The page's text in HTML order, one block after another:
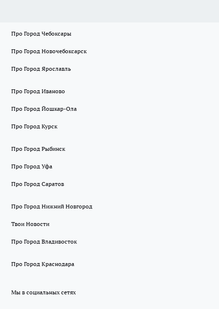
Про Город Чебоксары
Про Город Новочебоксарск
Про Город Ярославль
Про Город Иваново
Про Город Йошкар-Ола
Про Город Курск
Про Город Рыбинск
Про Город Уфа
Про Город Саратов
Про Город Нижний Новгород
Твои Новости
Про Город Владивосток
Про Город Краснодара
Мы в социальных сетях